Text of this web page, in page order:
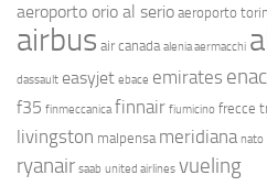
aeroporto orio al serio aeroporto
airbus air canada alenia aermacchi
dassault easyjet ebace emirates enac
f35 finmeccanica finnair fiumicino frecce
livingston malpensa meridiana nato
ryanair saab united airlines vueling